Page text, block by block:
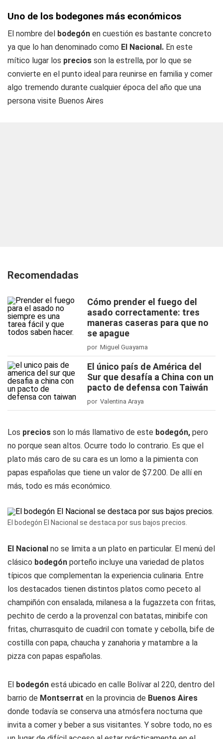
Uno de los bodegones más económicos
El nombre del bodegón en cuestión es bastante concreto
ya que lo han denominado como El Nacional. En este
mítico lugar los precios son la estrella, por lo que se
convierte en el punto ideal para reunirse en familia y comer
algo tremendo durante cualquier época del año que una
persona visite Buenos Aires
Recomendadas
Cómo prender el fuego del
asado correctamente: tres
maneras caseras para que no
se apague
por Miguel Guayama
El único país de América del
Sur que desafía a China con un
pacto de defensa con Taiwán
por Valentina Araya
Los precios son lo más llamativo de este bodegón, pero
no porque sean altos. Ocurre todo lo contrario. Es que el
plato más caro de su cara es un lomo a la pimienta con
papas españolas que tiene un valor de $7.200. De allí en
más, todo es más económico.
El bodegón El Nacional se destaca por sus bajos precios.
El Nacional no se limita a un plato en particular. El menú del
clásico bodegón porteño incluye una variedad de platos
típicos que complementan la experiencia culinaria. Entre
los destacados tienen distintos platos como peceto al
champiñón con ensalada, milanesa a la fugazzeta con fritas,
pechito de cerdo a la provenzal con batatas, minibife con
fritas, churrasquito de cuadril con tomate y cebolla, bife de
costilla con papa, chaucha y zanahoria y matambre a la
pizza con papas españolas.
El bodegón está ubicado en calle Bolívar al 220, dentro del
barrio de Montserrat en la provincia de Buenos Aires
donde todavía se conserva una atmósfera nocturna que
invita a comer y beber a sus visitantes. Y sobre todo, no es